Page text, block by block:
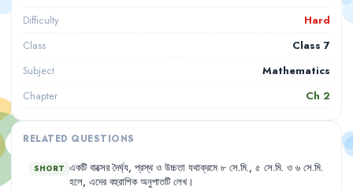
Difficulty Hard
Class Class 7
Subject Mathematics
Chapter Ch 2
RELATED QUESTIONS
SHORT একটি বাক্সের দৈর্ঘ্য, প্রস্থ ও উচ্চতা যথাক্রমে ৮ সে.মি., ৫ সে.মি. ও ৬ সে.মি.
হলে, এদের বহুরাশিক অনুপাতটি লেখ ।